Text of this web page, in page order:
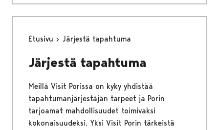
Etusivu Järjestä tapahtuma
Järjestä tapahtuma
Meillä Visit Porissa on kyky yhdistää
tapahtumanjärjestäjän tarpeet ja Porin
tarjoamat mahdollisuudet toimivaksi
kokonaisuudeksi. Yksi Visit Porin tärkeistä